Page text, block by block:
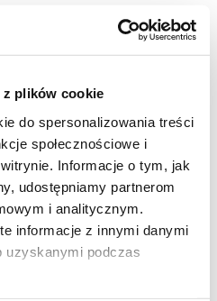
plików cookie
do spersonalizowania treści
społecznościowe i
Informacje o tym, jak
udostępniamy partnerom
i analitycznym.
informacje z innymi danymi
uzyskanymi podczas
Przestrzeganie obowiązków
się kontrolom
szkodą, kradzieżą,
oszustwem,
niewłaściwym
Obowiązek prawny
PAŃSTWA